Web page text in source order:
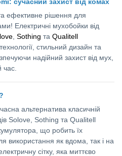
ефективне рішення для
Електричні мухобойки від
Sothing та Qualitell
стильний дизайн та
надійний захист від мух,
час.
альтернатива класичній
Solove, Sothing та Qualitell
що робить їх
використання як вдома, так і на
сітку, яка миттєво